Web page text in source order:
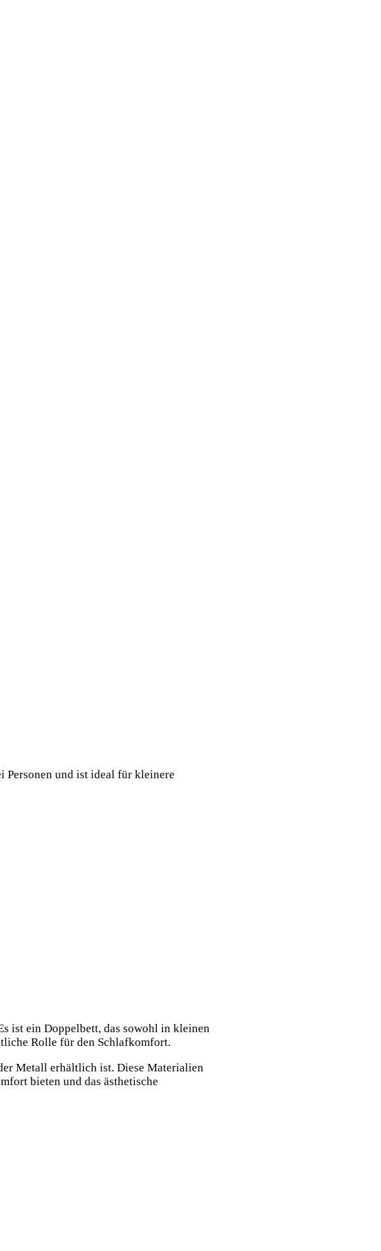
Personen und ist ideal für kleinere
ist ein Doppelbett, das sowohl in kleinen
Rolle für den Schlafkomfort.
Metall erhältlich ist. Diese Materialien
bieten und das ästhetische